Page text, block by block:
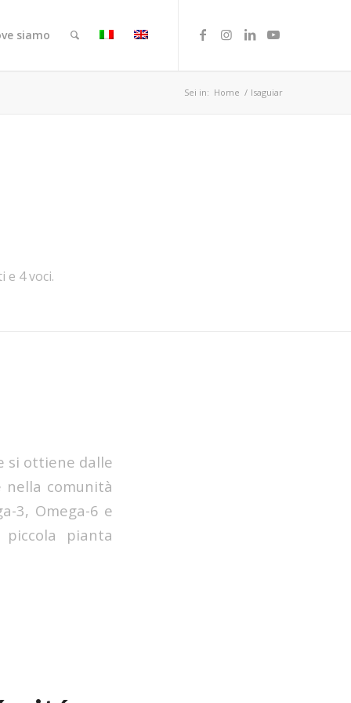
siamo
Sei in: Home / lsaguiar
e 4 voci.
si ottiene dalle
nella comunità
3, Omega-6 e
pianta